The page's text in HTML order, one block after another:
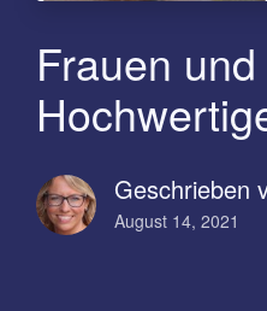
Frauen
Geschrieben
August 14, 2021